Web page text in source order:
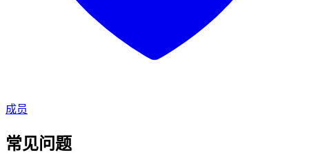
成员
常见问题